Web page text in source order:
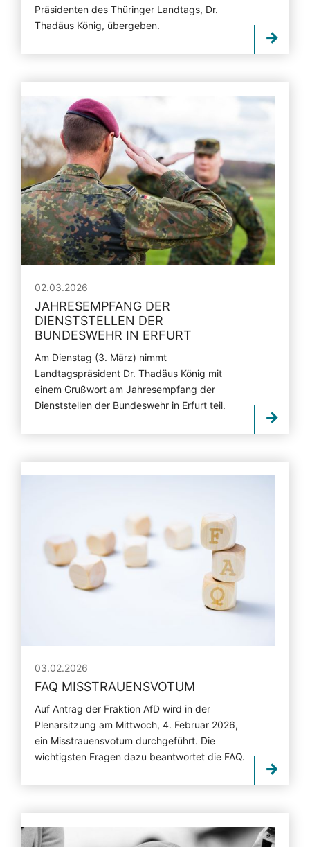
Präsidenten des Thüringer Landtags, Dr.
Thadäus König, übergeben.
02.03.2026
JAHRESEMPFANG DER
DIENSTSTELLEN DER
BUNDESWEHR IN ERFURT
Am Dienstag (3. März) nimmt
Landtagspräsident Dr. Thadäus König mit
einem Grußwort am Jahresempfang der
Dienststellen der Bundeswehr in Erfurt teil.
03.02.2026
FAQ MISSTRAUENSVOTUM
Auf Antrag der Fraktion AfD wird in der
Plenarsitzung am Mittwoch, 4. Februar 2026,
ein Misstrauensvotum durchgeführt. Die
wichtigsten Fragen dazu beantwortet die FAQ.